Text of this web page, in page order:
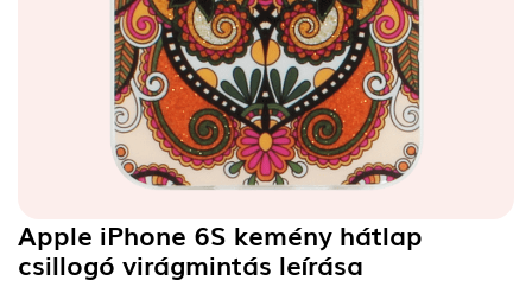
Apple iPhone 6S kemény hátlap
csillogó virágmintás leírása